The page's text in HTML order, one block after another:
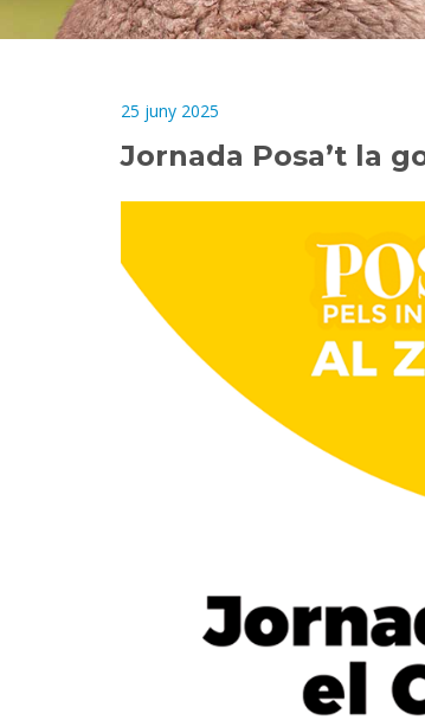
25 juny 2025
Jornada Posa’t la